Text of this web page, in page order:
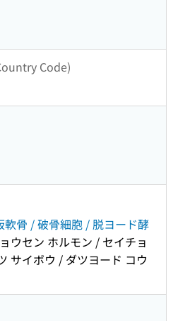
Code)
軟骨 / 破骨細胞 / 脱ヨード酵
ウセン ホルモン / セイチョ
サイボウ / ダツヨード コウ